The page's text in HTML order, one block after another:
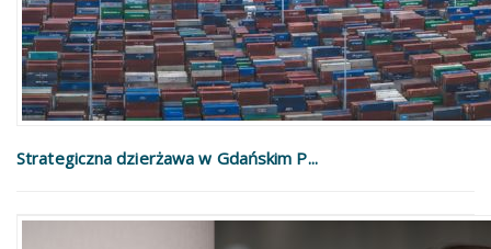
Strategiczna dzierżawa w Gdańskim P...